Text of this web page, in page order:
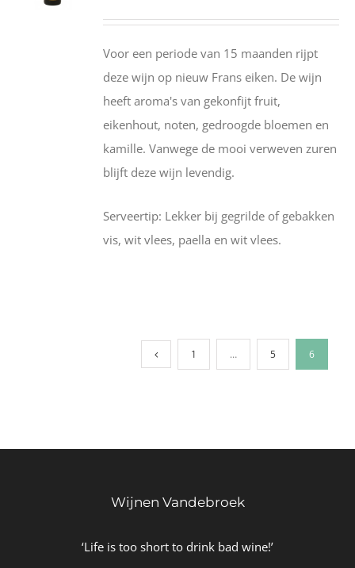
Voor een periode van 15 maanden rijpt
deze wijn op nieuw Frans eiken. De wijn
heeft aroma's van gekonfijt fruit,
eikenhout, noten, gedroogde bloemen en
kamille. Vanwege de mooi verweven zuren
blijft deze wijn levendig.
Serveertip: Lekker bij gegrilde of gebakken
vis, wit vlees, paella en wit vlees.
1 … 5 6
Wijnen Vandebroek
‘Life is too short to drink bad wine!’